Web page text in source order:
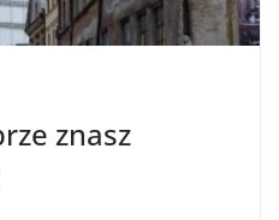
znasz